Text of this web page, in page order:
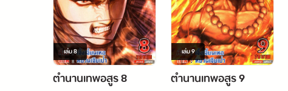
เล่ม8
ตำนานเทพอสูร 8
เล่ม9
ตำนานเทพอสูร 9